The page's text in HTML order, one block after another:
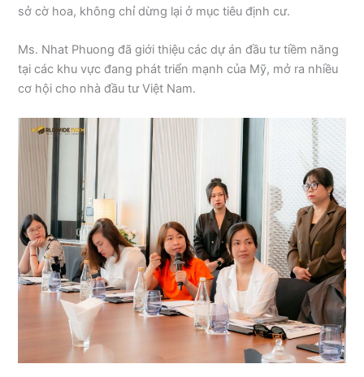
sở cờ hoa, không chỉ dừng lại ở mục tiêu định cư.
Ms. Nhat Phuong đã giới thiệu các dự án đầu tư tiềm năng
tại các khu vực đang phát triển mạnh của Mỹ, mở ra nhiều
cơ hội cho nhà đầu tư Việt Nam.